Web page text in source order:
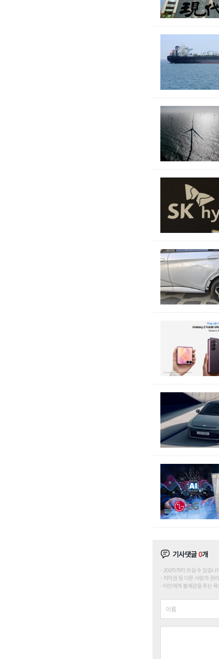
기사댓글0개
200자까지 쓰실 수 있습
저작권 등 다른 사람의 권
타인에게 불쾌감을 주는